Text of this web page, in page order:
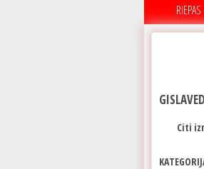
RIEPAS
Citi